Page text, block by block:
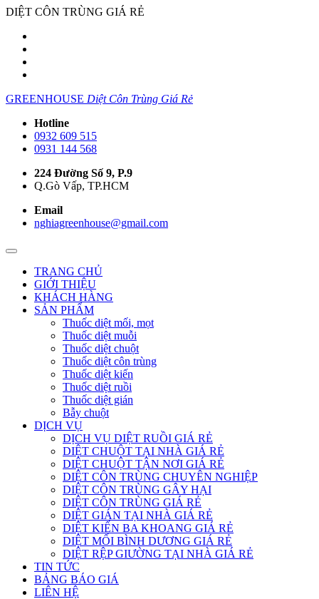
DIỆT CÔN TRÙNG GIÁ RẺ
GREENHOUSE Diệt Côn Trùng Giá Rẻ
Hotline
0932 609 515
0931 144 568
224 Đường Số 9, P.9
Q.Gò Vấp, TP.HCM
Email
nghiagreenhouse@gmail.com
TRANG CHỦ
GIỚI THIỆU
KHÁCH HÀNG
SẢN PHẨM
Thuốc diệt mối, mọt
Thuốc diệt muỗi
Thuốc diệt chuột
Thuốc diệt côn trùng
Thuốc diệt kiến
Thuốc diệt ruồi
Thuốc diệt gián
Bẫy chuột
DỊCH VỤ
DỊCH VỤ DIỆT RUỒI GIÁ RẺ
DIỆT CHUỘT TẠI NHÀ GIÁ RẺ
DIỆT CHUỘT TẬN NƠI GIÁ RẺ
DIỆT CÔN TRÙNG CHUYÊN NGHIỆP
DIỆT CÔN TRÙNG GÂY HẠI
DIỆT CÔN TRÙNG GIÁ RẺ
DIỆT GIÁN TẠI NHÀ GIÁ RẺ
DIỆT KIẾN BA KHOANG GIÁ RẺ
DIỆT MỐI BÌNH DƯƠNG GIÁ RẺ
DIỆT RỆP GIƯỜNG TẠI NHÀ GIÁ RẺ
TIN TỨC
BẢNG BÁO GIÁ
LIÊN HỆ